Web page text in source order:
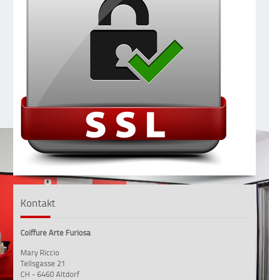
Kontakt
Coiffure Arte Furiosa
Mary Riccio
Tellsgasse 21
CH - 6460 Altdorf